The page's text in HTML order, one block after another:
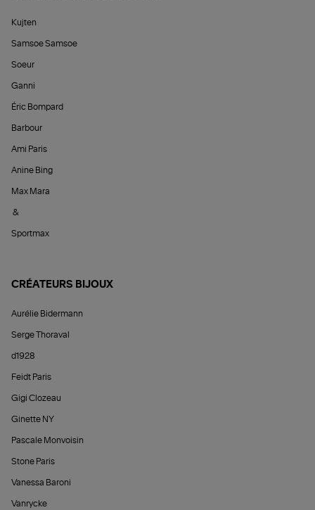
Kujten
Samsoe Samsoe
Soeur
Ganni
Éric Bompard
Barbour
Ami Paris
Anine Bing
Max Mara
&
Sportmax
CRÉATEURS BIJOUX
Aurélie Bidermann
Serge Thoraval
d1928
Feidt Paris
Gigi Clozeau
Ginette NY
Pascale Monvoisin
Stone Paris
Vanessa Baroni
Vanrycke